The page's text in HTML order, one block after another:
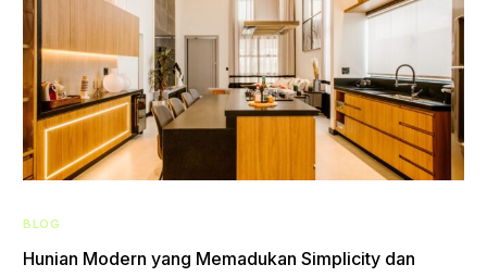
BLOG
Hunian Modern yang Memadukan Simplicity dan